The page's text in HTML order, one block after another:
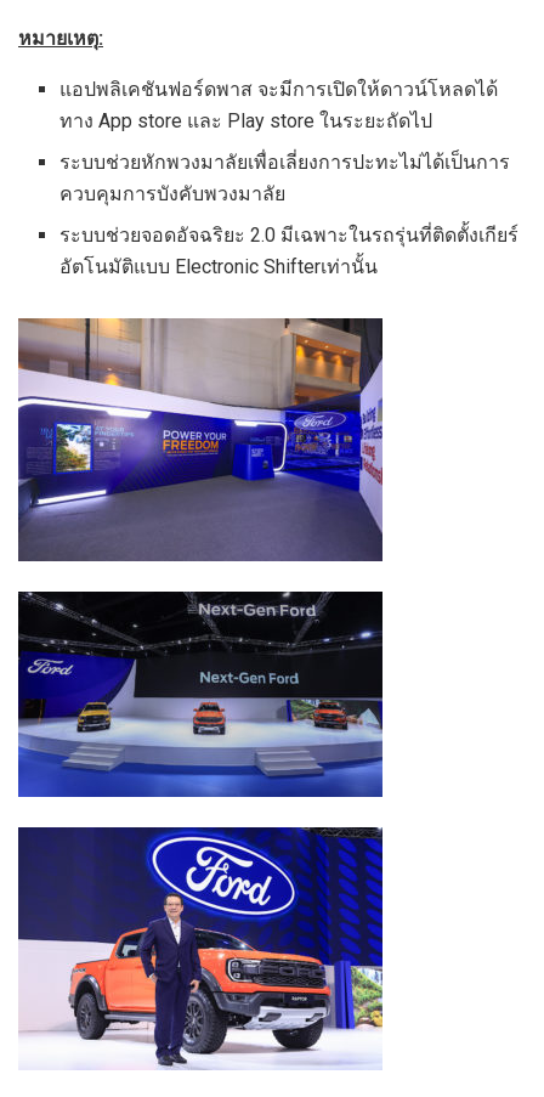
หมายเหตุ:
แอปพลิเคชันฟอร์ดพาส จะมีการเปิดให้ดาวน์โหลดได้
ทาง App store และ Play store ในระยะถัดไป
ระบบช่วยหักพวงมาลัยเพื่อเลี่ยงการปะทะไม่ได้เป็นการ
ควบคุมการบังคับพวงมาลัย
ระบบช่วยจอดอัจฉริยะ 2.0 มีเฉพาะในรถรุ่นที่ติดตั้งเกียร์
อัตโนมัติแบบ Electronic Shifterเท่านั้น